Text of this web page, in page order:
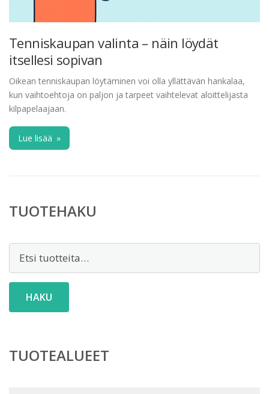
Tenniskaupan valinta – näin löydät
itsellesi sopivan
Oikean tenniskaupan löytäminen voi olla yllättävän hankalaa,
kun vaihtoehtoja on paljon ja tarpeet vaihtelevat aloittelijasta
kilpapelaajaan.
Lue lisää »
TUOTEHAKU
Etsi:
HAKU
TUOTEALUEET